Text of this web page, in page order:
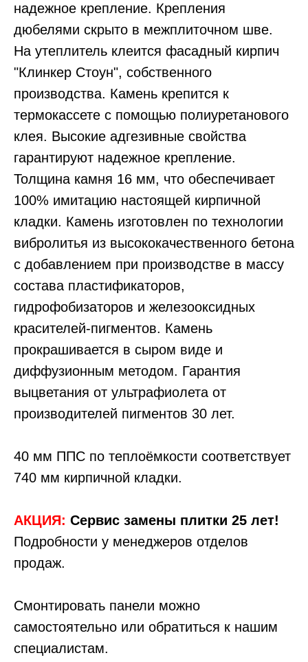
надежное крепление. Крепления
дюбелями скрыто в межплиточном шве.
На утеплитель клеится фасадный кирпич
"Клинкер Стоун", собственного
производства. Камень крепится к
термокассете с помощью полиуретанового
клея. Высокие адгезивные свойства
гарантируют надежное крепление.
Толщина камня 16 мм, что обеспечивает
100% имитацию настоящей кирпичной
кладки. Камень изготовлен по технологии
вибролитья из высококачественного бетона
с добавлением при производстве в массу
состава пластификаторов,
гидрофобизаторов и железооксидных
красителей-пигментов. Камень
прокрашивается в сыром виде и
диффузионным методом. Гарантия
выцветания от ультрафиолета от
производителей пигментов 30 лет.
40 мм ППС по теплоёмкости соответствует
740 мм кирпичной кладки.
АКЦИЯ: Сервис замены плитки 25 лет!
Подробности у менеджеров отделов
продаж.
Смонтировать панели можно
самостоятельно или обратиться к нашим
специалистам.